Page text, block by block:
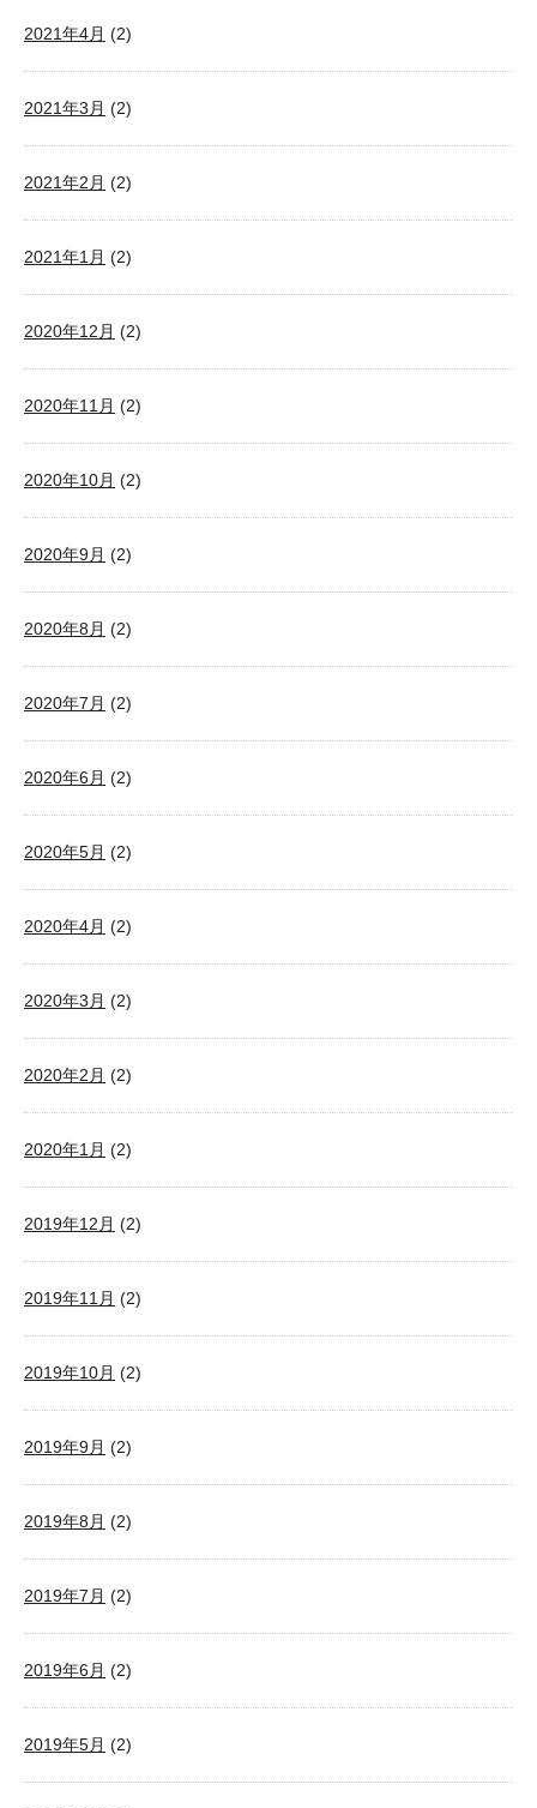
2021年4月 (2)
2021年3月 (2)
2021年2月 (2)
2021年1月 (2)
2020年12月 (2)
2020年11月 (2)
2020年10月 (2)
2020年9月 (2)
2020年8月 (2)
2020年7月 (2)
2020年6月 (2)
2020年5月 (2)
2020年4月 (2)
2020年3月 (2)
2020年2月 (2)
2020年1月 (2)
2019年12月 (2)
2019年11月 (2)
2019年10月 (2)
2019年9月 (2)
2019年8月 (2)
2019年7月 (2)
2019年6月 (2)
2019年5月 (2)